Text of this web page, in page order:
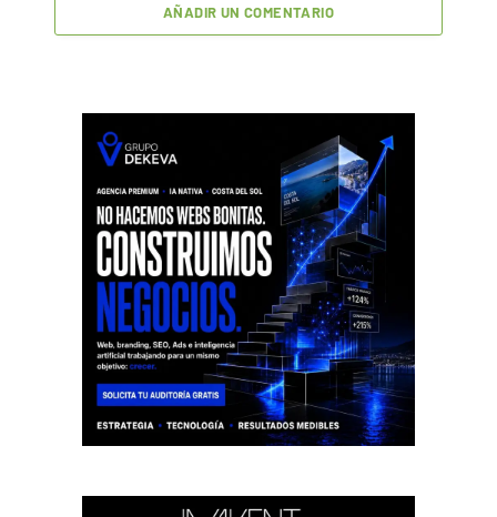
AÑADIR UN COMENTARIO